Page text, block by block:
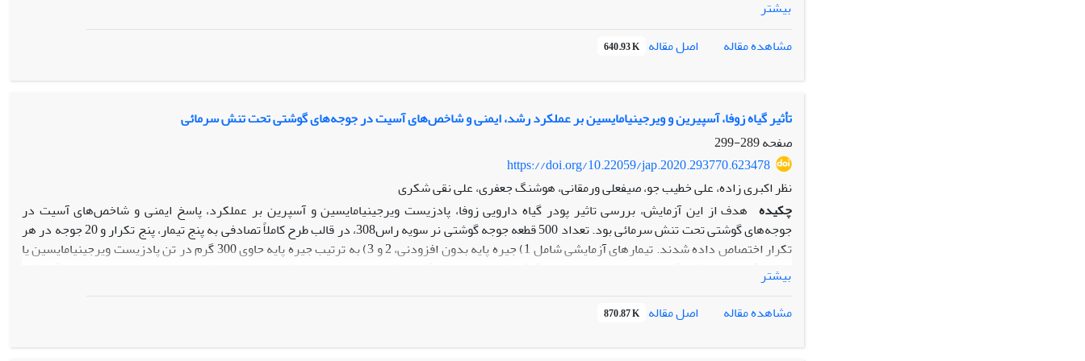
و یا مزارع پرورش طیور استفاده نمود.
بیشتر
مشاهده مقاله
اصل مقاله 640.93 K
تأثیر گیاه زوفا، آسپیرین و ویرجینیامایسین بر عملکرد رشد، ایمنی و شاخص‌های آسیت در جوجه‌های گوشتی تحت تنش سرمائی
صفحه289-299
https://doi.org/10.22059/jap.2020.293770.623478
نظر اکبری زاده، علی خطیب جو، صیفعلی ورمقانی، هوشنگ جعفری، علی نقی شکری
چکیده هدف از این آزمایش، بررسی تاثیر پودر گیاه دارویی زوفا، پادزیست ویرجینیامایسین و آسپرین بر عملکرد، پاسخ ایمنی و شاخص‌های آسیت در
جوجه‌های گوشتی تحت تنش سرمائی بود. تعداد 500 قطعه جوجه گوشتی نر سویه راس308، در قالب طرح کاملاً تصادفی به پنج تیمار، پنج تکرار و 20 جوجه در هر
تکرار اختصاص داده شدند. تیمارهای آزمایشی شامل 1) جیره پایه بدون افزودنی، 2 و 3) به ترتیب جیره پایه حاوی 300 گرم در تن پادزیست ویرجینیامایسین یا
روزگی معنی‌دار نبود. با توجه به نتایج آزمایش حاضر، افزودن آسپرین یا پودر گیاه داروئی زوفا به جیره در شرایط تنش سرمائی میزان بروز آسیت و تلفات ناشی از
بیشتر
مشاهده مقاله
اصل مقاله 870.87 K